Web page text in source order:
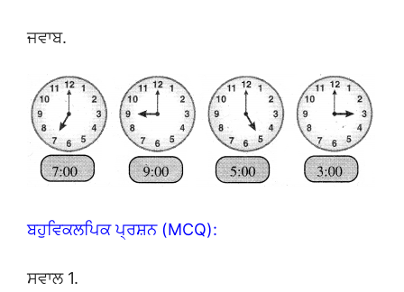
ਜਵਾਬ.
ਬਹੁਵਿਕਲਪਿਕ ਪ੍ਰਸ਼ਨ (MCQ):
ਸਵਾਲ 1.